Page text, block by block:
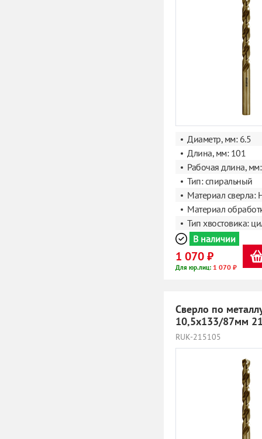
Диаметр, мм: 6.5
Длина, мм: 101
Рабочая длина,
Тип: спиральный
Материал сверла:
Материал
Тип хвостовика:
В наличии
1 070 ₽
Для юр.лиц: 1 070 ₽
Сверло по
10,5х133/87мм
RUK-215105